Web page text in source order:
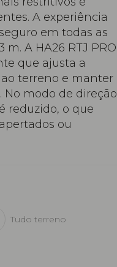
A experiência
em todas as
m. A HA26 RTJ PRO
que ajusta a
terreno e manter
No modo de direção
reduzido, o que
ou
Tudo terreno